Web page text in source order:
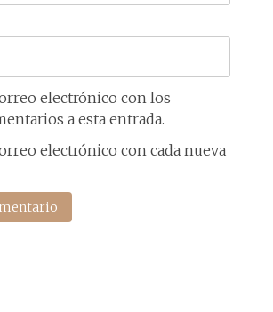
electrónico con los
a esta entrada.
electrónico con cada nueva